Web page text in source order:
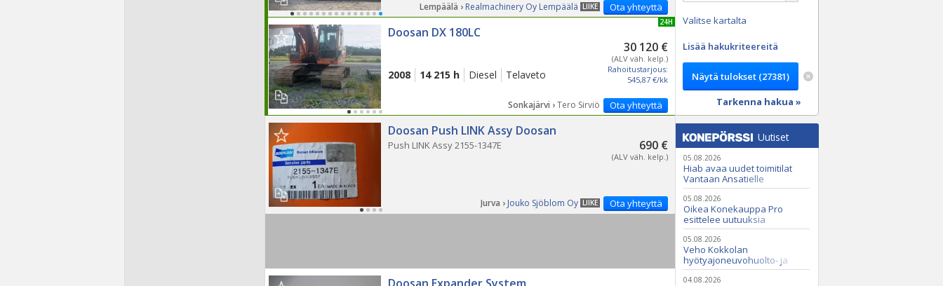
Ota yhteyttä
LIIKE
Lempäälä › Realmachinery Oy Lempäälä
UUSI 24H
Doosan DX 180LC
30 120 €
(ALV väh. kelp.)
Rahoitustarjous:
545,87 €/kk
2008 14 215 h Diesel Telaveto
Ota yhteyttä
Sonkajärvi ›Tero Sirviö
Doosan Push LINK Assy Doosan
690 €
(ALV väh. kelp.)
Push LINK Assy 2155-1347E
Ota yhteyttä
LIIKE
Jurva › Jouko Sjöblom Oy
Valitse kartalta
Lisää hakukriteereitä
Tarkenna hakua »
Uutiset
05.08.2026
Hiab avaa uudet toimitilat
Vantaan Ansatielle
05.08.2026
Oikea Konekauppa Pro
esittelee uutuuksia
ammattikäyttöön
05.08.2026
Veho Kokkolan
hyötyajoneuvohuolto- ja
varaosatoiminnot Q2 Service
Oy:lle lokakuussa
04.08.2026